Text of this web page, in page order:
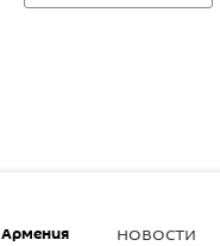
Армения НОВОСТИ